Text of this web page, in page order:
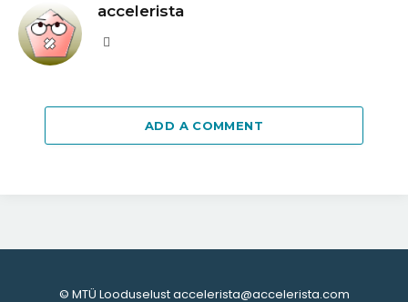
accelerista
ADD A COMMENT
© MTÜ Looduselust accelerista@accelerista.com